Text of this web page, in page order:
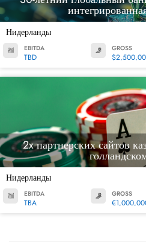
Нидерланды
EBITDA
TBD
GROSS
2x партнерских сайтов
Нидерланды
EBITDA
TBA
GROSS